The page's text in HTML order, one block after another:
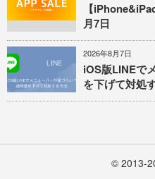
【
月7日
2026年8月7日
iOS版LINEで
を下げて対処
© 2013-